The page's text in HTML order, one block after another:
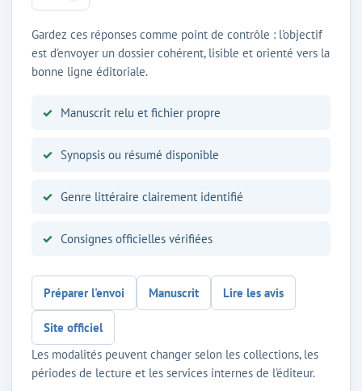
Gardez ces réponses comme point de contrôle : l'objectif
est d'envoyer un dossier cohérent, lisible et orienté vers la
bonne ligne éditoriale.
Manuscrit relu et fichier propre
Synopsis ou résumé disponible
Genre littéraire clairement identifié
Consignes officielles vérifiées
Préparer l'envoi Manuscrit Lire les avis
Site officiel
Les modalités peuvent changer selon les collections, les
périodes de lecture et les services internes de l'éditeur.